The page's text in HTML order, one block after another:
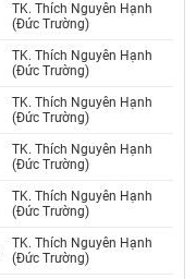
TK. Thích Nguyên Hạnh
(Đức Trường)
TK. Thích Nguyên Hạnh
(Đức Trường)
TK. Thích Nguyên Hạnh
(Đức Trường)
TK. Thích Nguyên Hạnh
(Đức Trường)
TK. Thích Nguyên Hạnh
(Đức Trường)
TK. Thích Nguyên Hạnh
(Đức Trường)